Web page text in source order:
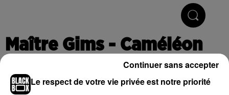
Maître Gims - Caméléon
Publié : 13 décembre 2017 à 10h06
Le respect de votre vie privée est notre priorité
Continuer sans accepter